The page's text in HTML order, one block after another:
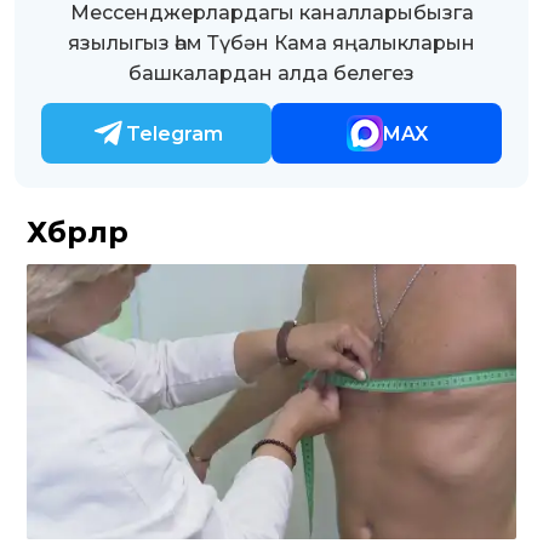
Мессенджерлардагы каналларыбызга
язылыгыз һәм Түбән Кама яңалыкларын
башкалардан алда белегез
Telegram MAX
Хәбәрләр